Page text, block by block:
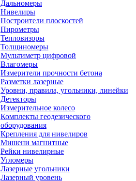
Дальномеры
Нивелиры
Построители плоскостей
Пирометры
Тепловизоры
Толщиномеры
Мультиметр цифровой
Влагомеры
Измерители прочности бетона
Разметки лазерные
Уровни, правила, угольники, линейки
Детекторы
Измерительное колесо
Комплекты геодезического
оборудования
Крепления для нивелиров
Мишени магнитные
Рейки нивелирные
Угломеры
Лазерные угольники
Лазерный уровень